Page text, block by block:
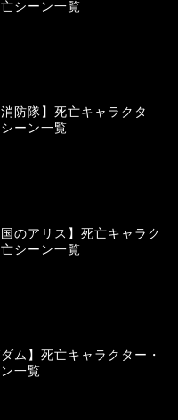
シーン一覧
消防隊】死亡キャラクタ
ーン一覧
国のアリス】死亡キャラク
シーン一覧
ダム】死亡キャラクター・
一覧